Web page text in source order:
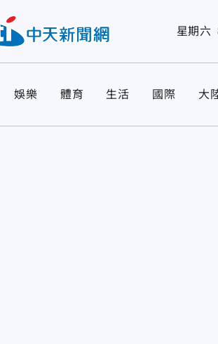
星期六
娛樂 體育 生活 國際 大